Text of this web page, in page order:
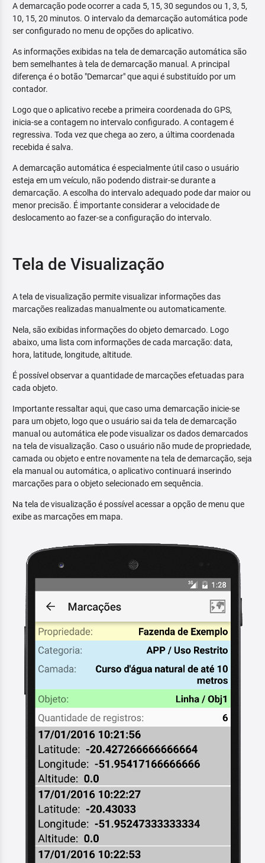
A demarcação pode ocorrer a cada 5, 15, 30 segundos ou 1, 3, 5,
10, 15, 20 minutos. O intervalo da demarcação automática pode
ser configurado no menu de opções do aplicativo.
As informações exibidas na tela de demarcação automática são
bem semelhantes à tela de demarcação manual. A principal
diferença é o botão "Demarcar" que aqui é substituído por um
contador.
Logo que o aplicativo recebe a primeira coordenada do GPS,
inicia-se a contagem no intervalo configurado. A contagem é
regressiva. Toda vez que chega ao zero, a última coordenada
recebida é salva.
A demarcação automática é especialmente útil caso o usuário
esteja em um veículo, não podendo distrair-se durante a
demarcação. A escolha do intervalo adequado pode dar maior ou
menor precisão. É importante considerar a velocidade de
deslocamento ao fazer-se a configuração do intervalo.
Tela de Visualização
A tela de visualização permite visualizar informações das
marcações realizadas manualmente ou automaticamente.
Nela, são exibidas informações do objeto demarcado. Logo
abaixo, uma lista com informações de cada marcação: data,
hora, latitude, longitude, altitude.
É possível observar a quantidade de marcações efetuadas para
cada objeto.
Importante ressaltar aqui, que caso uma demarcação inicie-se
para um objeto, logo que o usuário sai da tela de demarcação
manual ou automática ele pode visualizar os dados demarcados
na tela de visualização. Caso o usuário não mude de propriedade,
camada ou objeto e entre novamente na tela de demarcação, seja
ela manual ou automática, o aplicativo continuará inserindo
marcações para o objeto selecionado em sequência.
Na tela de visualização é possível acessar a opção de menu que
exibe as marcações em mapa.